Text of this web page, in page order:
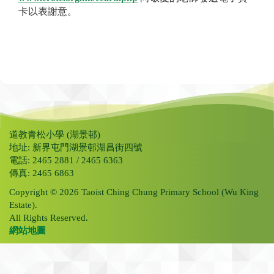
卡以表謝意。
道教青松小學 (湖景邨)
地址: 新界屯門湖景邨湖昌街四號
電話: 2465 2881 / 2465 6363
傳真: 2465 6863
Copyright © 2026 Taoist Ching Chung Primary School (Wu King
Estate).
All Rights Reserved.
網站地圖